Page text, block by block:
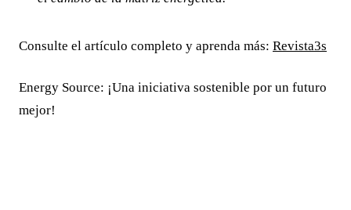
Consulte el artículo completo y aprenda más: Revista3s
Energy Source: ¡Una iniciativa sostenible por un futuro
mejor!